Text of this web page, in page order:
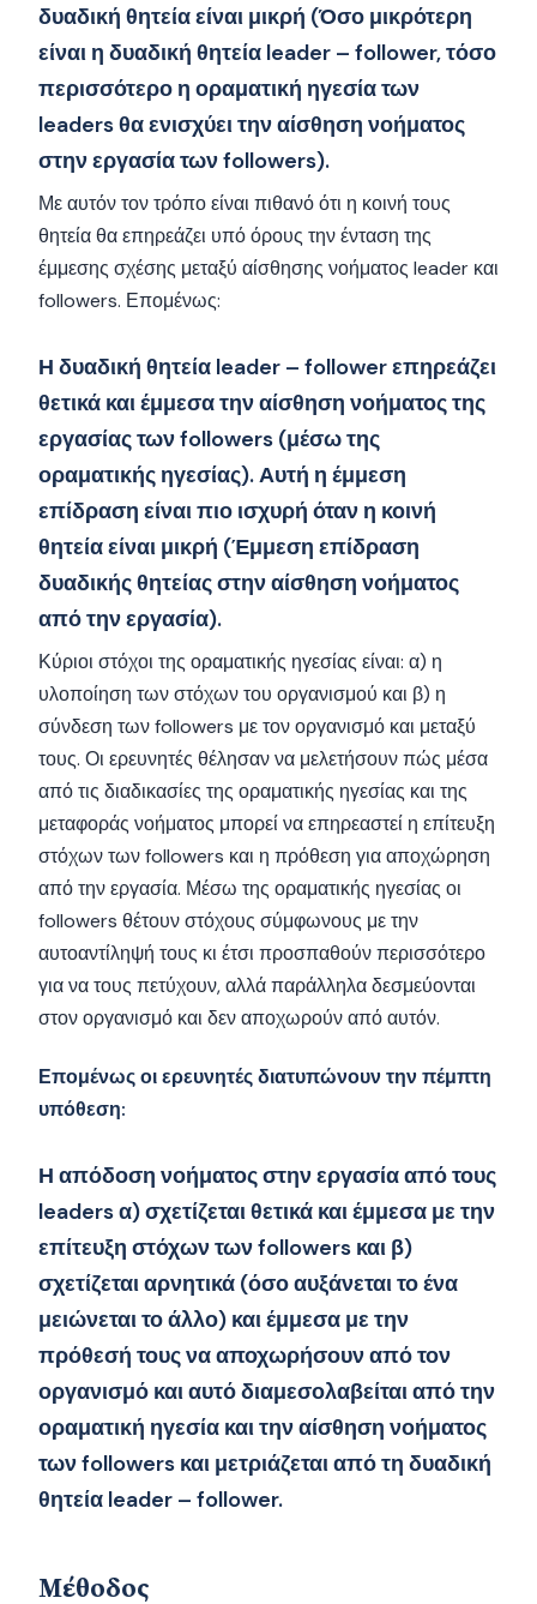
δυαδική θητεία είναι μικρή (Όσο μικρότερη
είναι η δυαδική θητεία leader – follower, τόσο
περισσότερο η οραματική ηγεσία των
leaders θα ενισχύει την αίσθηση νοήματος
στην εργασία των followers).
Με αυτόν τον τρόπο είναι πιθανό ότι η κοινή τους
θητεία θα επηρεάζει υπό όρους την ένταση της
έμμεσης σχέσης μεταξύ αίσθησης νοήματος leader και
followers. Επομένως:
Η δυαδική θητεία leader – follower επηρεάζει
θετικά και έμμεσα την αίσθηση νοήματος της
εργασίας των followers (μέσω της
οραματικής ηγεσίας). Αυτή η έμμεση
επίδραση είναι πιο ισχυρή όταν η κοινή
θητεία είναι μικρή (Έμμεση επίδραση
δυαδικής θητείας στην αίσθηση νοήματος
από την εργασία).
Κύριοι στόχοι της οραματικής ηγεσίας είναι: α) η
υλοποίηση των στόχων του οργανισμού και β) η
σύνδεση των followers με τον οργανισμό και μεταξύ
τους. Οι ερευνητές θέλησαν να μελετήσουν πώς μέσα
από τις διαδικασίες της οραματικής ηγεσίας και της
μεταφοράς νοήματος μπορεί να επηρεαστεί η επίτευξη
στόχων των followers και η πρόθεση για αποχώρηση
από την εργασία. Μέσω της οραματικής ηγεσίας οι
followers θέτουν στόχους σύμφωνους με την
αυτοαντίληψή τους κι έτσι προσπαθούν περισσότερο
για να τους πετύχουν, αλλά παράλληλα δεσμεύονται
στον οργανισμό και δεν αποχωρούν από αυτόν.
Επομένως οι ερευνητές διατυπώνουν την πέμπτη
υπόθεση:
Η απόδοση νοήματος στην εργασία από τους
leaders α) σχετίζεται θετικά και έμμεσα με την
επίτευξη στόχων των followers και β)
σχετίζεται αρνητικά (όσο αυξάνεται το ένα
μειώνεται το άλλο) και έμμεσα με την
πρόθεσή τους να αποχωρήσουν από τον
οργανισμό και αυτό διαμεσολαβείται από την
οραματική ηγεσία και την αίσθηση νοήματος
των followers και μετριάζεται από τη δυαδική
θητεία leader – follower.
Μέθοδος